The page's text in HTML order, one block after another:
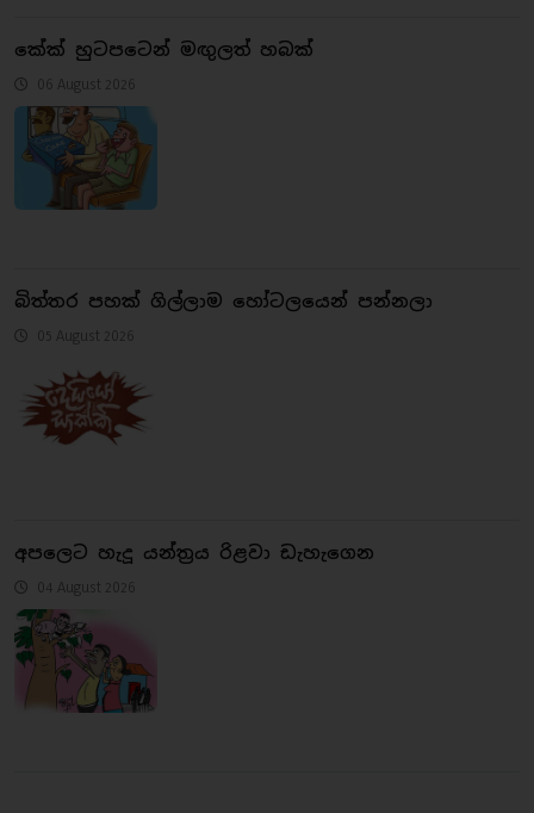
කේක් හුටපටෙන් මඟු‍ලත් හබක්
06 August 2026
බිත්තර පහක් ගිල්ලාම හෝටලයෙන් පන්නලා
05 August 2026
අපලෙට හැදූ යන්ත්‍රය රිළවා ඩැහැගෙන
04 August 2026